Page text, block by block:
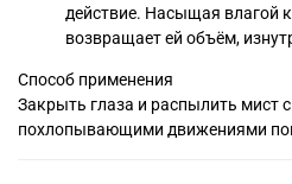
действие. Насыщая влагой
возвращает ей объём,
Способ применения
Закрыть глаза и распылить мист
похлопывающими движениями